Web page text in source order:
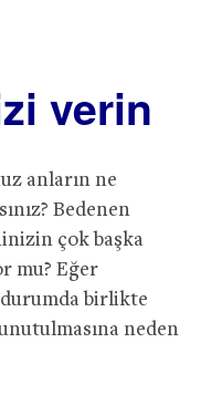
verin
anların ne
Bedenen
çok başka
mu? Eğer
durumda birlikte
neden